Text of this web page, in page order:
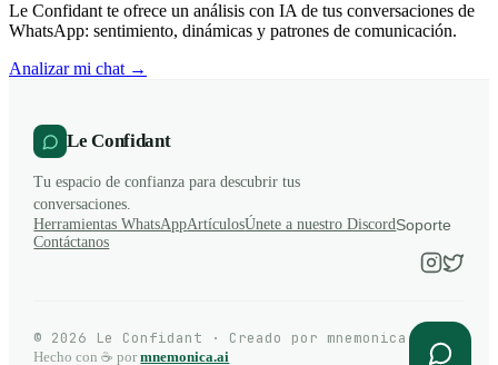
Le Confidant te ofrece un análisis con IA de tus conversaciones de
WhatsApp: sentimiento, dinámicas y patrones de comunicación.
Analizar mi chat →
Le Confidant
Tu espacio de confianza para descubrir tus
conversaciones.
Herramientas WhatsAppArtículosÚnete a nuestro DiscordSoporte
Contáctanos
© 2026 Le Confidant · Creado por mnemonica.ai
Hecho con ☕ por mnemonica.ai